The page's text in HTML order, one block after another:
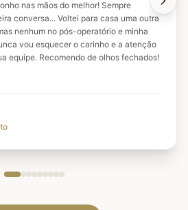
nas mãos do melhor! Sempre
conversa... Voltei para casa uma outra
nenhum no pós-operatório e minha
vou esquecer o carinho e a atenção
equipe. Recomendo de olhos fechados!